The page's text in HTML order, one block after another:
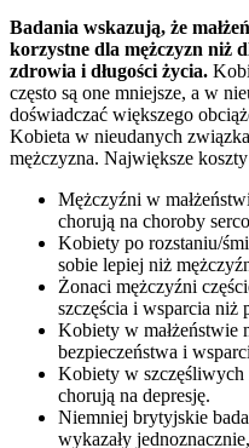
Badania wskazują, że
korzystne dla mężczyzn niż
zdrowia i długości życia.
często są one mniejsze, a w
doświadczać większego
Kobieta w nieudanych
mężczyzna. Największe
Mężczyźni w
chorują na choroby
Kobiety po rozstaniu/
sobie lepiej niż
Żonaci mężczyźni
szczęścia i wsparcia niż
Kobiety w małżeństwie
bezpieczeństwa i
Kobiety w szczęśliwych
chorują na depresję.
Niemniej brytyjskie
wykazały